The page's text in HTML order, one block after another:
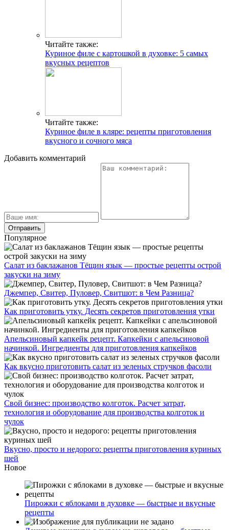
Читайте также:
Куриное филе с картошкой в духовке: 5 самых
вкусных рецептов
Читайте также:
Куриное филе в кляре: рецепты приготовления
вкусного и сочного мяса
Добавить комментарий
Популярное
Салат из баклажанов Тёщин язык — простые рецепты острой
закуски на зиму
Джемпер, Свитер, Пуловер, Свитшот: в Чем Разница?
Как приготовить утку. Десять секретов приготовления утки
Апельсиновый капкейк рецепт. Капкейки с апельсиновой
начинкой. Ингредиенты для приготовления капкейков
Как вкусно приготовить салат из зеленых стручков фасоли
Свой бизнес: производство колготок. Расчет затрат,
технология и оборудование для производства колготок и
чулок
Вкусно, просто и недорого: рецепты приготовления куриных
шей
Новое
Пирожки с яблоками в духовке — быстрые и вкусные
рецепты